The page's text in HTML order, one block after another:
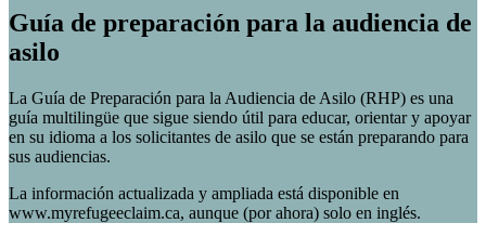
Guía de preparación para la audiencia de
asilo
La Guía de Preparación para la Audiencia de Asilo (RHP) es una
guía multilingüe que sigue siendo útil para educar, orientar y apoyar
en su idioma a los solicitantes de asilo que se están preparando para
sus audiencias.
La información actualizada y ampliada está disponible en
www.myrefugeeclaim.ca, aunque (por ahora) solo en inglés.